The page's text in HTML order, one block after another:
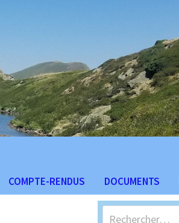
COMPTE-RENDUS DOCUMENTS
Rechercher :